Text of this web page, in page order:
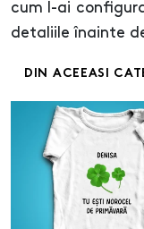
cum l-ai
detaliile înainte
DIN ACEEASI